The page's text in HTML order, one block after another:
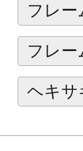
※本製品
※本商品
ください。
※画像は
フレ
フレ
ヘキサ